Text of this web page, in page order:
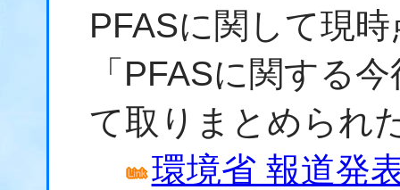
PFASに関して現
「PFASに関する
て取りまとめられ
環境省 報道発